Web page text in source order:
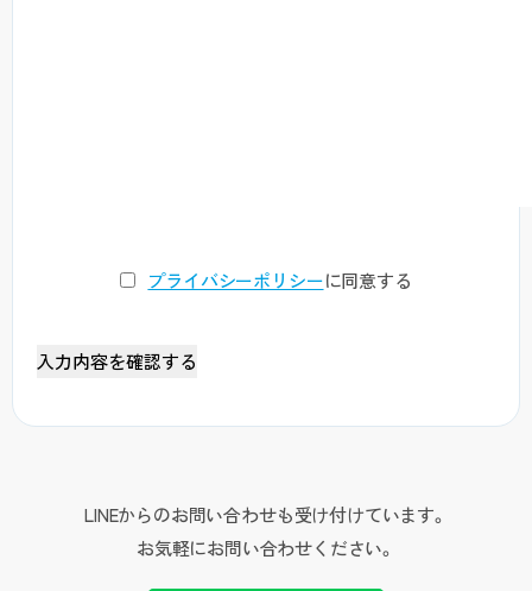
プライバシーポリシーに同意する
入力内容を確認する
LINEからのお問い合わせも受け付けています。
お気軽にお問い合わせください。